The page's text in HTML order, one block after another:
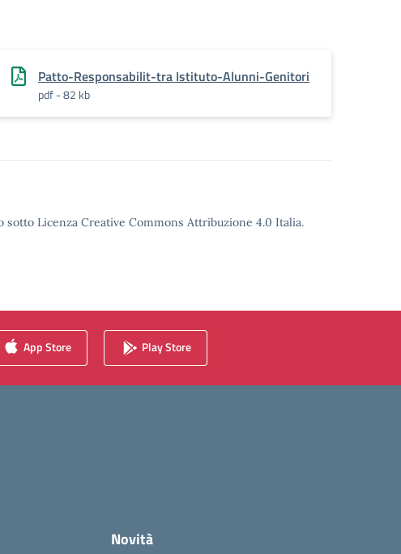
Patto-Responsabilit-tra Istituto-Alunni-Genitori
pdf - 82 kb
Licenza Creative Commons Attribuzione 4.0 Italia.
App Store Play Store
Novità